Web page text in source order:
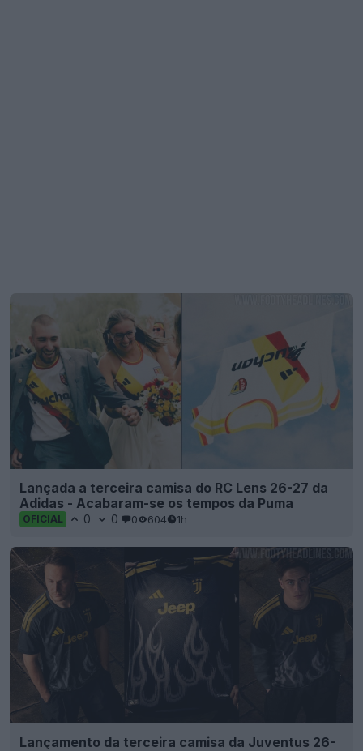
Lançada a terceira camisa do RC Lens 26-27 da
Adidas - Acabaram-se os tempos da Puma
OFICIAL 0 0 0 604 1h
Lançamento da terceira camisa da Juventus 26-